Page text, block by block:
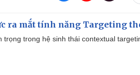
ra mắt tính năng Targeting
trong hệ sinh thái contextual